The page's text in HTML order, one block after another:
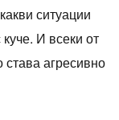
ситуации
И всеки от
агресивно